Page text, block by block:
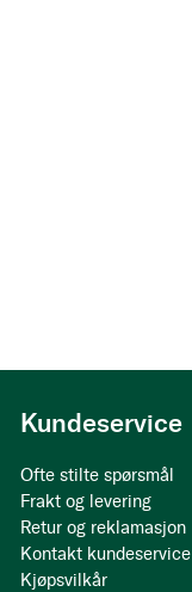
Kundeservice
Ofte stilte spørsmål
Frakt og levering
Retur og reklamasjon
Kontakt kundeservice
Kjøpsvilkår